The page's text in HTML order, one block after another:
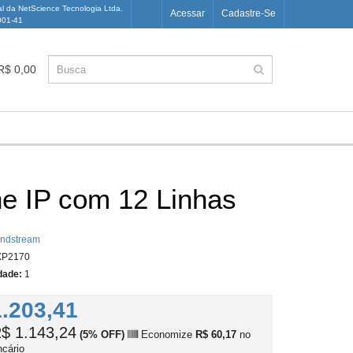
da NetScience Tecnologia Ltda.
41
Acessar Cadastre-Se
0,00
IP com 12 Linhas
1
1.143,24 (5% OFF) Economize R$ 60,17 no